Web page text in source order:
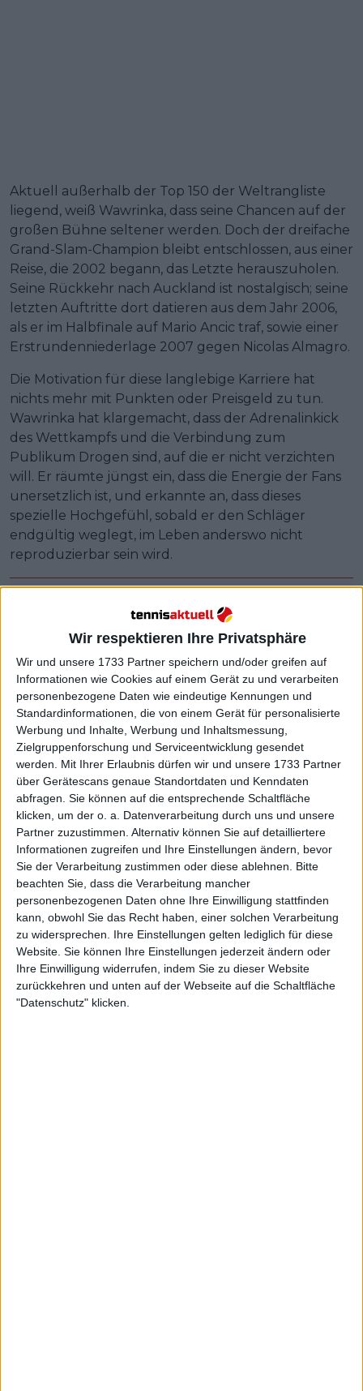
Wir respektieren Ihre Privatsphäre
Wir und unsere 1733 Partner speichern und/oder greifen auf
Informationen wie Cookies auf einem Gerät zu und verarbeiten
personenbezogene Daten wie eindeutige Kennungen und
Standardinformationen, die von einem Gerät für personalisierte
Werbung und Inhalte, Werbung und Inhaltsmessung,
Zielgruppenforschung und Serviceentwicklung gesendet
werden.
Mit Ihrer Erlaubnis dürfen wir und unsere 1733 Partner
über Gerätescans genaue Standortdaten und Kenndaten
abfragen. Sie können auf die entsprechende Schaltfläche
klicken, um der o. a. Datenverarbeitung durch uns und unsere
Partner zuzustimmen. Alternativ können Sie auf detailliertere
Informationen zugreifen und Ihre Einstellungen ändern, bevor
Sie der Verarbeitung zustimmen oder diese ablehnen.
Bitte
beachten Sie, dass die Verarbeitung mancher
personenbezogenen Daten ohne Ihre Einwilligung stattfinden
kann, obwohl Sie das Recht haben, einer solchen Verarbeitung
zu widersprechen. Ihre Einstellungen gelten lediglich für diese
Website. Sie können Ihre Einstellungen jederzeit ändern oder
Ihre Einwilligung widerrufen, indem Sie zu dieser Website
zurückkehren und unten auf der Webseite auf die Schaltfläche
"Datenschutz" klicken.
Aktuell außerhalb der Top 150 der Weltrangliste
liegend, weiß Wawrinka, dass seine Chancen auf der
großen Bühne seltener werden. Doch der dreifache
Grand-Slam-Champion bleibt entschlossen, aus einer
Reise, die 2002 begann, das Letzte herauszuholen.
Seine Rückkehr nach Auckland ist nostalgisch; seine
letzten Auftritte dort datieren aus dem Jahr 2006,
als er im Halbfinale auf Mario Ancic traf, sowie einer
Erstrundenniederlage 2007 gegen Nicolas Almagro.
Die Motivation für diese langlebige Karriere hat
nichts mehr mit Punkten oder Preisgeld zu tun.
Wawrinka hat klargemacht, dass der Adrenalinkick
des Wettkampfs und die Verbindung zum
Publikum Drogen sind, auf die er nicht verzichten
will. Er räumte jüngst ein, dass die Energie der Fans
unersetzlich ist, und erkannte an, dass dieses
spezielle Hochgefühl, sobald er den Schläger
endgültig weglegt, im Leben anderswo nicht
reproduzierbar sein wird.
Sein Wettkampfgeist zeigte sich eindrucksvoll in den
letzten Wochen der Saison 2025 bei den Hellenic
Championships in Athen. Wawrinka begeisterte das
griechische Publikum mit einem Comeback aus
alten Tagen gegen Botic van de Zandschulp, als er
nach Satzrückstand einen engen Dreisatzkrimi
drehte. Zwar unterlag er anschließend in der